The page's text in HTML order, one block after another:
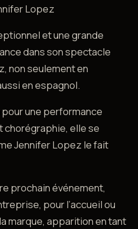
Lopez
et une grande
dans son spectacle
non seulement en
en espagnol.
pour une performance
chorégraphie, elle se
Jennifer Lopez le fait
prochain événement,
pour l’accueil ou
marque, apparition en tant